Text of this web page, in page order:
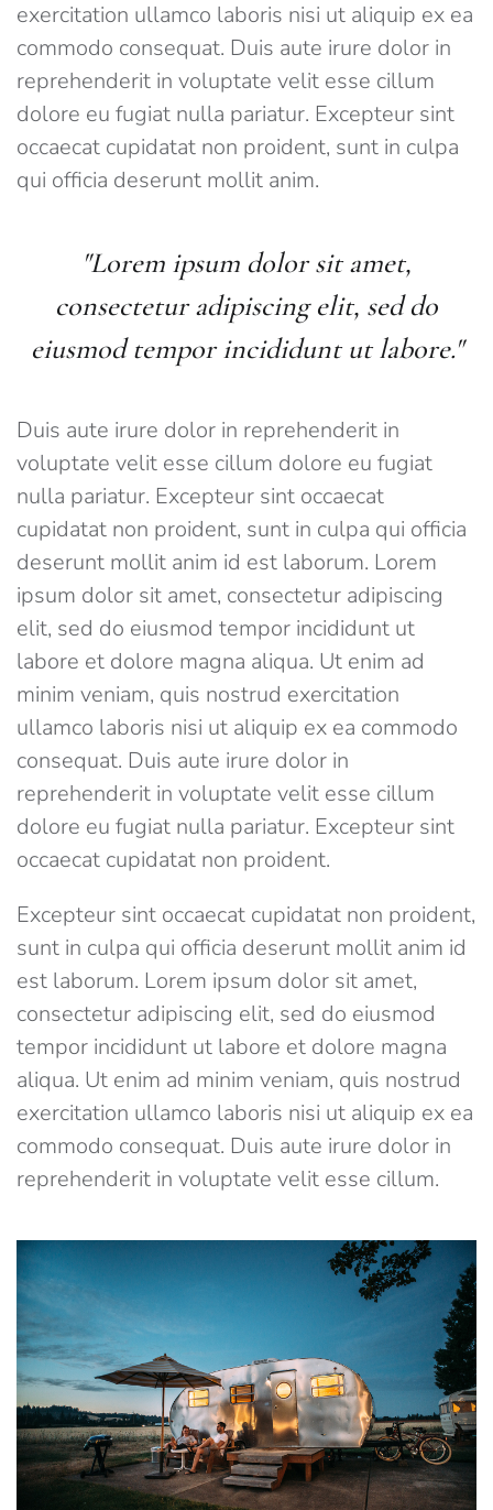
exercitation ullamco laboris nisi ut aliquip ex ea
commodo consequat. Duis aute irure dolor in
reprehenderit in voluptate velit esse cillum
dolore eu fugiat nulla pariatur. Excepteur sint
occaecat cupidatat non proident, sunt in culpa
qui officia deserunt mollit anim.
"Lorem ipsum dolor sit amet,
consectetur adipiscing elit, sed do
eiusmod tempor incididunt ut labore."
Duis aute irure dolor in reprehenderit in
voluptate velit esse cillum dolore eu fugiat
nulla pariatur. Excepteur sint occaecat
cupidatat non proident, sunt in culpa qui officia
deserunt mollit anim id est laborum. Lorem
ipsum dolor sit amet, consectetur adipiscing
elit, sed do eiusmod tempor incididunt ut
labore et dolore magna aliqua. Ut enim ad
minim veniam, quis nostrud exercitation
ullamco laboris nisi ut aliquip ex ea commodo
consequat. Duis aute irure dolor in
reprehenderit in voluptate velit esse cillum
dolore eu fugiat nulla pariatur. Excepteur sint
occaecat cupidatat non proident.
Excepteur sint occaecat cupidatat non proident,
sunt in culpa qui officia deserunt mollit anim id
est laborum. Lorem ipsum dolor sit amet,
consectetur adipiscing elit, sed do eiusmod
tempor incididunt ut labore et dolore magna
aliqua. Ut enim ad minim veniam, quis nostrud
exercitation ullamco laboris nisi ut aliquip ex ea
commodo consequat. Duis aute irure dolor in
reprehenderit in voluptate velit esse cillum.